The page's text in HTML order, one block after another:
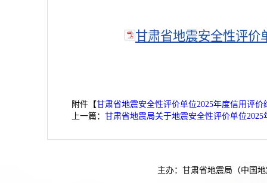
甘肃省地震安全性评价
附件【甘肃省地震安全性评价单位2025年度信用评价
上一篇： 甘肃省地震局关于地震安全性评价单位
主办：甘肃省地震局（中国